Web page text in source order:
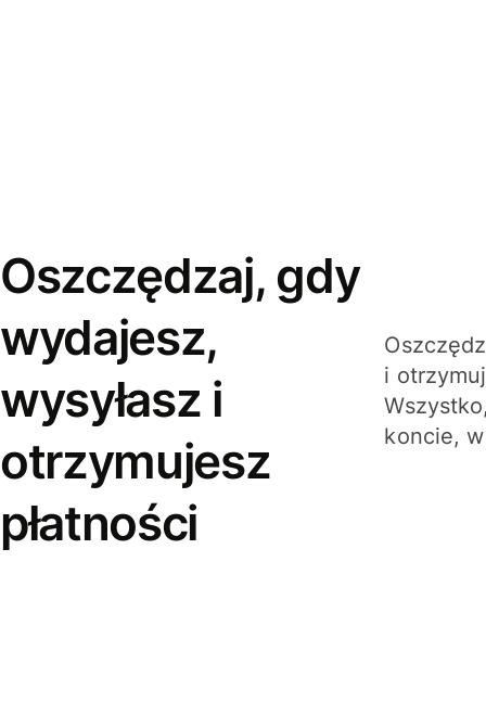
Oszczędzaj, gdy
wydajesz,
wysyłasz i
otrzymujesz
płatności
i
koncie,